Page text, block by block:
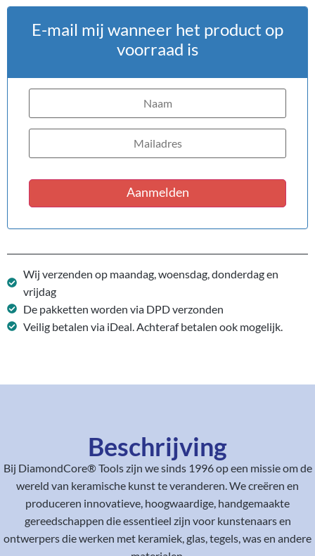
E-mail mij wanneer het product op
voorraad is
Aanmelden
Wij verzenden op maandag, woensdag, donderdag en
vrijdag
De pakketten worden via DPD verzonden
Veilig betalen via iDeal. Achteraf betalen ook mogelijk.
Beschrijving
Bij DiamondCore® Tools zijn we sinds 1996 op een missie om de
wereld van keramische kunst te veranderen. We creëren en
produceren innovatieve, hoogwaardige, handgemaakte
gereedschappen die essentieel zijn voor kunstenaars en
ontwerpers die werken met keramiek, glas, tegels, was en andere